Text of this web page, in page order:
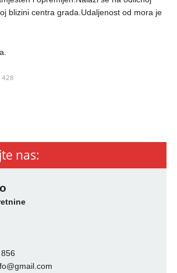
blizini centra grada.Udaljenost od mora je
428
nas: